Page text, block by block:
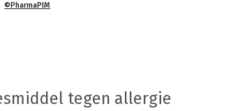
©PharmaPIM
tegen allergie